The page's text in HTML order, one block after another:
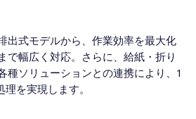
出式モデルから、作業効率を最大化
で幅広く対応。さらに、給紙・折り
種ソリューションとの連携により、1
を実現します。